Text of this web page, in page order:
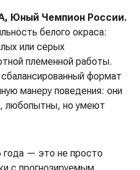
Юный Чемпион России.
белого окраса:
или серых
племенной работы.
формат
манеру поведения: они
любопытны, но умеют
года — это не просто